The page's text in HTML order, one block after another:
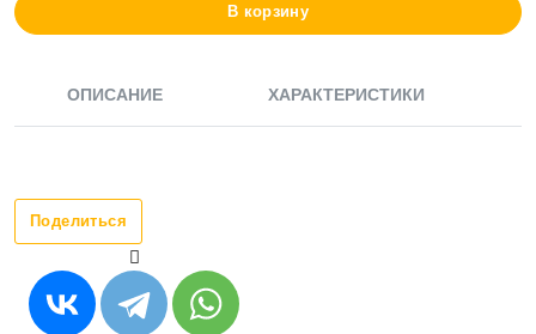
В корзину
ОПИСАНИЕ ХАРАКТЕРИСТИКИ
Поделиться